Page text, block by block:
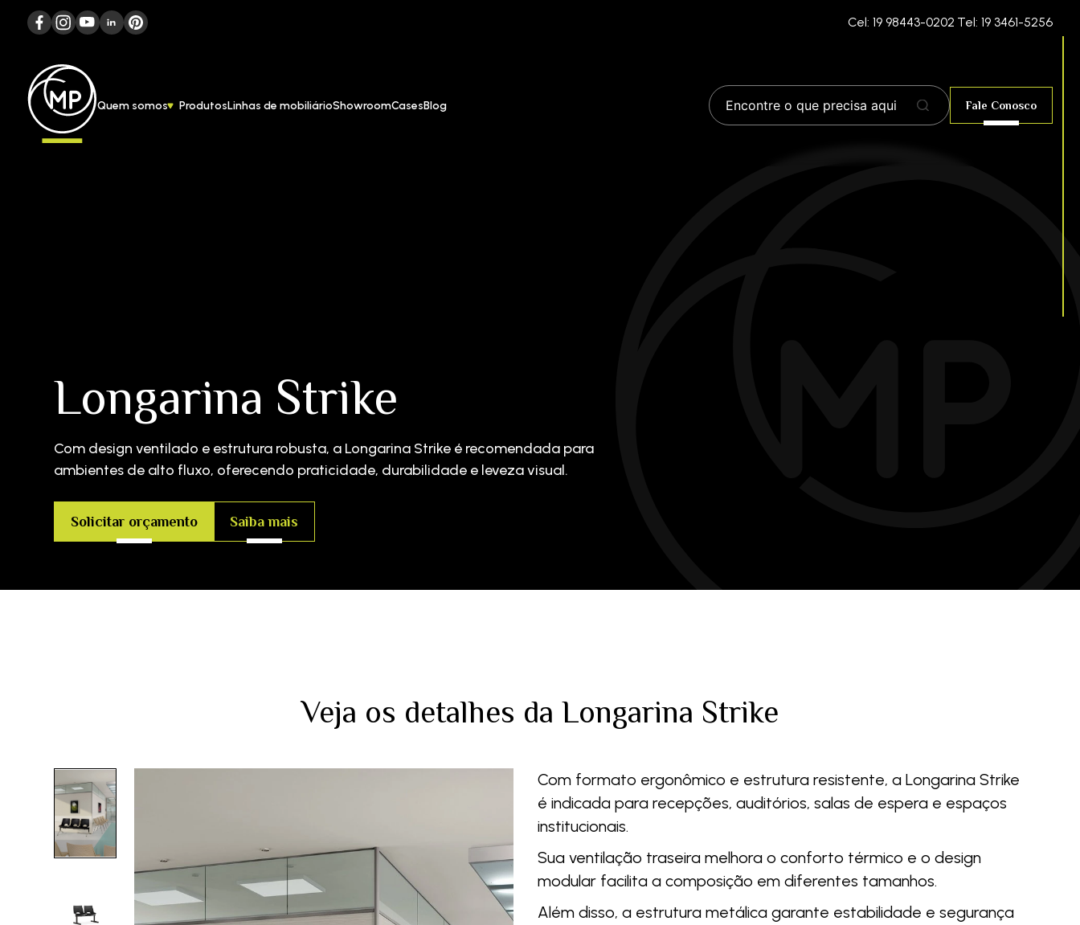
Cel: 19 98443-0202 Tel: 19 3461-5256
Quem somos ProdutosLinhas de mobiliárioShowroomCasesBlog Fale Conosco
Longarina Strike
Com design ventilado e estrutura robusta, a Longarina Strike é recomendada para
ambientes de alto fluxo, oferecendo praticidade, durabilidade e leveza visual.
Solicitar orçamento Saiba mais
Veja os detalhes da Longarina Strike
Com formato ergonômico e estrutura resistente, a Longarina Strike
é indicada para recepções, auditórios, salas de espera e espaços
institucionais.
Sua ventilação traseira melhora o conforto térmico e o design
modular facilita a composição em diferentes tamanhos.
Além disso, a estrutura metálica garante estabilidade e segurança